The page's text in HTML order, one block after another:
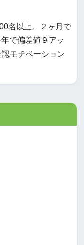
名以上。２ヶ月で
で偏差値９アッ
モチベーション